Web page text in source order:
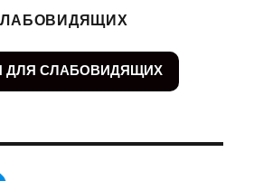
ДЛЯ СЛАБОВИДЯЩИХ